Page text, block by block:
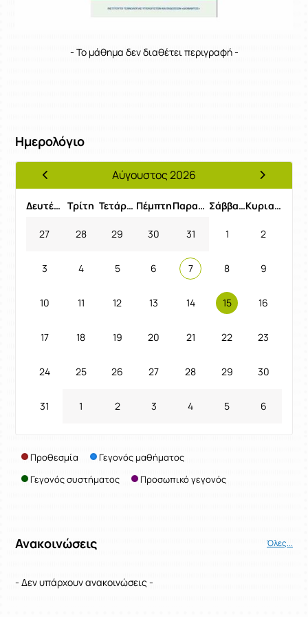
- Το μάθημα δεν διαθέτει περιγραφή -
Ημερολόγιο
Προηγούμενος ΜήναςΑύγουστος 2026
Επόμενος
Δευτέρα Τρίτη Τετάρτη Πέμπτη Παρασκευή Σάββατο Κυριακή
27 28 29 30 31 1 2
3 4 5 6 7 8 9
10 11 12 13 14 15 16
17 18 19 20 21 22 23
24 25 26 27 28 29 30
31 1 2 3 4 5 6
Προθεσμία
Γεγονός μαθήματος
Γεγονός συστήματος
Προσωπικό γεγονός
Ανακοινώσεις Όλες...
- Δεν υπάρχουν ανακοινώσεις -